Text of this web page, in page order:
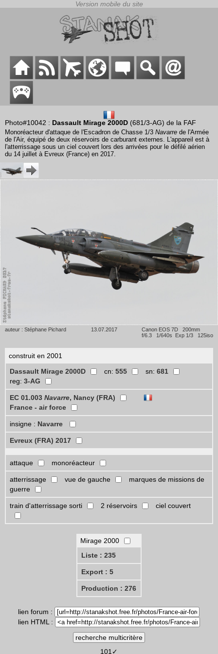
Photo#10042 : Dassault Mirage 2000D (681/3-AG) de la FAF
Monoréacteur d'attaque de l'Escadron de Chasse 1/3 Navarre de l'Armée
de l'Air, équipé de deux réservoirs de carburant externes. L'appareil est à
l'atterrissage sous un ciel couvert lors des arrivées pour le défilé aérien
du 14 juillet à Evreux (France) en 2017.
auteur : Stéphane Pichard 13.07.2017
Canon EOS 7D 200mm
f/6.3 1/640s Exp 1/3 125iso
construit en 2001
Dassault Mirage 2000D
cn: 555 sn: 681
reg: 3-AG
EC 01.003 Navarre, Nancy (FRA)
France - air force
insigne : Navarre
Evreux (FRA) 2017
attaque monoréacteur
atterrissage vue de gauche
marques de missions de
guerre
train d'atterrissage sorti 2 réservoirs ciel couvert
Mirage 2000
Liste : 235
Export : 5
Production : 276
lien forum :
lien HTML :
101✓